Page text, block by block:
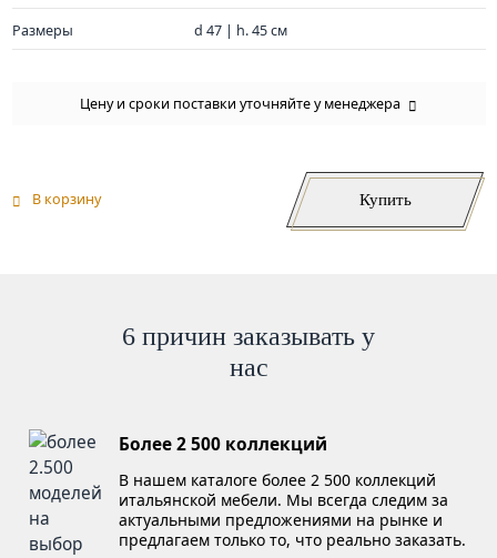
Размеры d 47 | h. 45 см
Цену и сроки поставки уточняйте у менеджера
В корзину Купить
6 причин заказывать у
нас
Более 2 500 коллекций
В нашем каталоге более 2 500 коллекций
итальянской мебели. Мы всегда следим за
актуальными предложениями на рынке и
предлагаем только то, что реально заказать.